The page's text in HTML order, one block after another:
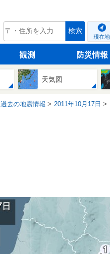
tenki.jp 検索
現在地
観測 防災情報
天気図
過去の地震情報 2011年10月17日